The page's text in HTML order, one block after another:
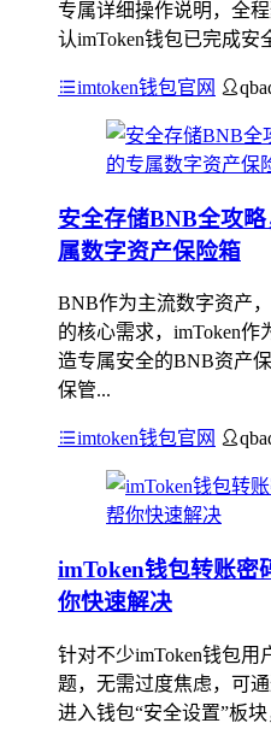
专属详细操作说明，全
认imToken钱包已完成安
imtoken钱包官网
安全存储BNB全攻
属数字资产保险箱
BNB作为主流数字资产
的核心需求，imToken
造专属安全的BNB资产
保管...
imtoken钱包官网
imToken钱包转账密
你快速解决
针对不少imToken钱包
题，无需过度焦虑，可
进入钱包“安全设置”板